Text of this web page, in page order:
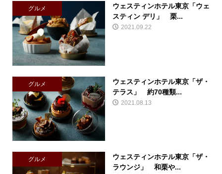
グルメ
ウェスティンホテル東京「ウェ
スティン デリ」 栗...
2021.09.22
グルメ
ウェスティンホテル東京「ザ・
テラス」 約70種類...
2021.08.13
グルメ
ウェスティンホテル東京「ザ・
ラウンジ」 和栗や...